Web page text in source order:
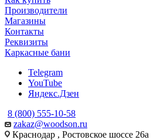
Производители
Магазины
Контакты
Реквизиты
Каркасные бани
Telegram
YouTube
Яндекс.Дзен
8 (800) 555-10-58
zakaz@woodson.ru
Краснодар , Ростовское шоссе 26а